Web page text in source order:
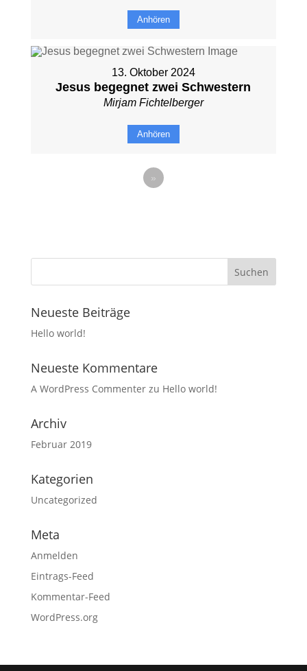
Anhören
13. Oktober 2024
Jesus begegnet zwei Schwestern
Mirjam Fichtelberger
Anhören
»
Neueste Beiträge
Hello world!
Neueste Kommentare
A WordPress Commenterzu Hello world!
Archiv
Februar 2019
Kategorien
Uncategorized
Meta
Anmelden
Eintrags-Feed
Kommentar-Feed
WordPress.org